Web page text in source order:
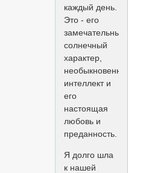
каждый день.
Это - его
замечательный
солнечный
характер,
необыкновенный
интеллект и
его
настоящая
любовь и
преданность.
Я долго шла
к нашей